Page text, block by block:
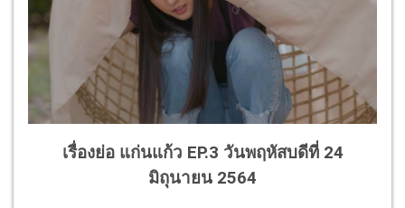
เรื่องย่อ แก่นแก้ว EP.3 วันพฤหัสบดีที่ 24
มิถุนายน 2564